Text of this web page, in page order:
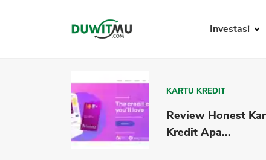
Investasi
KARTU KREDIT
Review Honest
Kredit Apa...